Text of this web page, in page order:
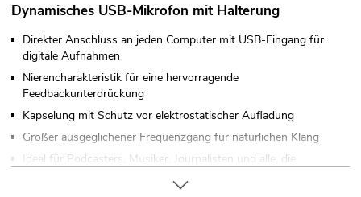
Dynamisches USB-Mikrofon mit Halterung
Direkter Anschluss an jeden Computer mit USB-Eingang für
digitale Aufnahmen
Nierencharakteristik für eine hervorragende
Feedbackunterdrückung
Kapselung mit Schutz vor elektrostatischer Aufladung
Großer ausgeglichener Frequenzgang für natürlichen Klang
Ideal für Podcasters, Musiker, Journalisten und alle, die